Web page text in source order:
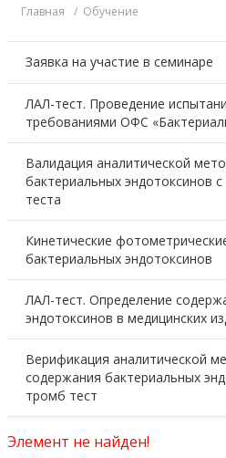
Главная Обучение
Заявка на участие в семинаре
ЛАЛ-тест. Проведение
требованиями ОФС
Валидация аналитической
бактериальных эндотоксинов
теста
Кинетические
бактериальных эндотоксинов
ЛАЛ-тест. Определение
эндотоксинов в медицинских
Верификация аналитической
содержания бактериальных
тромб тест
Элемент не найден!